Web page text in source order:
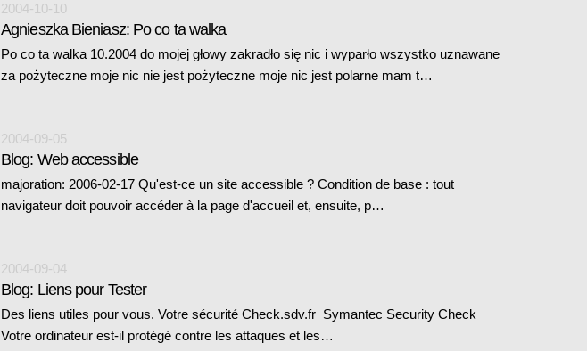
2004-10-10
Agnieszka Bieniasz: Po co ta walka
Po co ta walka 10.2004 do mojej głowy zakradło się nic i wyparło wszystko uznawane
za pożyteczne moje nic nie jest pożyteczne moje nic jest polarne mam t…
2004-09-05
Blog: Web accessible
majoration: 2006-02-17 Qu'est-ce un site accessible ? Condition de base : tout
navigateur doit pouvoir accéder à la page d'accueil et, ensuite, p…
2004-09-04
Blog: Liens pour Tester
Des liens utiles pour vous. Votre sécurité Check.sdv.fr Symantec Security Check
Votre ordinateur est-il protégé contre les attaques et les…